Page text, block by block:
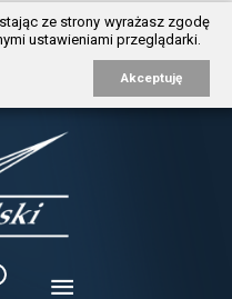
ze strony wyrażasz zgodę
ustawieniami przeglądarki.
Akceptuję